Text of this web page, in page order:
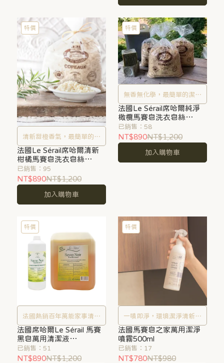
特價
清新甜橙香氣，最簡單的潔
淨感受
法國Le Sérail席哈爾清新
柑橘馬賽皂洗衣皂絲
1000g
已銷售：95
NT$890NT$1,200
加入購物車
特價
無香無化學，最簡單的潔淨
感受
法國Le Sérail席哈爾純淨
橄欖馬賽皂洗衣皂絲
1000g
已銷售：58
NT$890NT$1,200
加入購物車
特價
法國熱銷百年萬能家事清潔
皂，1瓶取代10瓶清潔劑
法國席哈爾Le Sérail 馬賽
黑皂萬用清潔液
1000ml/5000ml
已銷售：51
NT$890NT$1,200
特價
一噴即淨，環境潔淨清新不
費力
法國馬賽皂之家萬用潔淨
噴霧500ml
已銷售：17
NT$780NT$980